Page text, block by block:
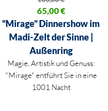
Ursprünglicher Preis war:
65,00€
Aktueller Preis ist: 65,00 €.
“Mirage” Dinnershow im
Madi-Zelt der Sinne |
Außenring
Magie, Artistik und Genuss:
"Mirage" entführt Sie in eine
1001 Nacht